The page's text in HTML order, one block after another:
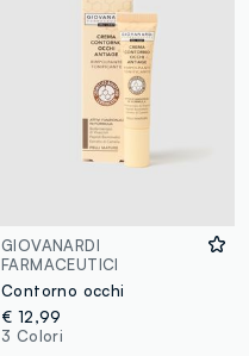
GIOVANARDI
FARMACEUTICI
Contorno occhi
€ 12,99
3 Colori